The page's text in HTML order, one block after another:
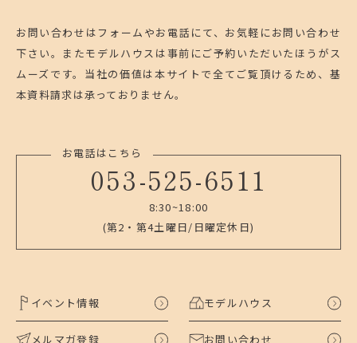
お問い合わせはフォームやお電話にて、お気軽にお問い合わせ
下さい。 またモデルハウスは事前にご予約いただいたほうがス
ムーズです。 当社の価値は本サイトで全てご覧頂けるため、基
本資料請求は承っておりません。
お電話はこちら
053-525-6511
8:30~18:00
(第2・第4土曜日/日曜定休日)
イベント情報 モデルハウス
メルマガ登録 お問い合わせ